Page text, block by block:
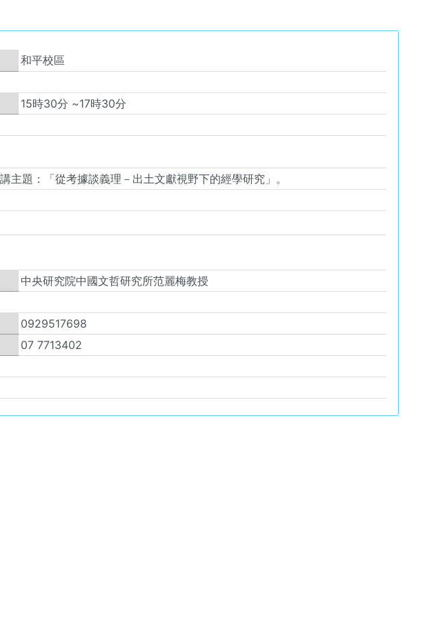
和平校區
15時30 分 ~17時30分
題：「從考據談義理－出土文獻視野下的經學研究」。
中央研究院中國文哲研究所范麗梅教授
0929517698
07 7713402